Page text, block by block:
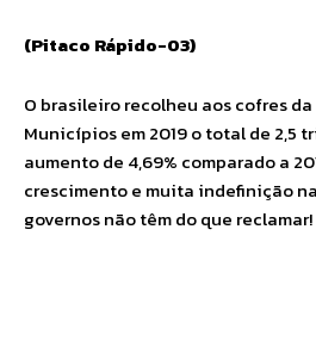
(Pitaco Rápido-03)
O brasileiro recolheu aos cofres da
Municípios em 2019 o total de 2,5
aumento de 4,69% comparado a
crescimento e muita indefinição
governos não têm do que reclamar!